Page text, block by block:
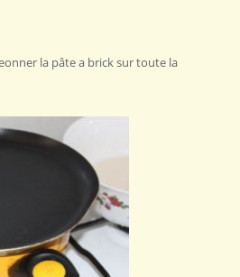
la pâte a brick sur toute la